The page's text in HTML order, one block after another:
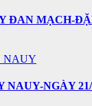
ĐAN MẠCH-
NAUY
NGÀY 21/